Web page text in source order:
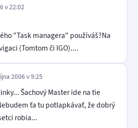
v 22:02
"Task managera" používáš?Na
(Tomtom či IGO)....
2006 v 9:25
Šachový Master ide na tie
ťa tu potlapkávať, že dobrý
robia...